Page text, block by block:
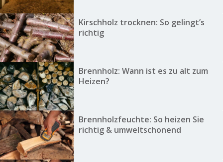
Kirschholz trocknen: So gelingt’s
richtig
Brennholz: Wann ist es zu alt zum
Heizen?
Brennholzfeuchte: So heizen Sie
richtig & umweltschonend